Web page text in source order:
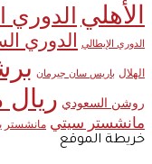
الأهلي الدوري
الدوري الإيطالي الدوري
الهلال باريس سان جيرمان
روشن السعودي ريال
مانشستر سيتي مانشستر
خريطة الموقع